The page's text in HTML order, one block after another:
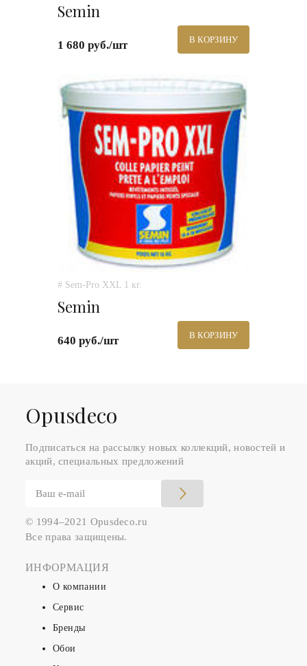
Semin
1 680 руб./шт В КОРЗИНУ
# Sem-Pro XXL 1 кг.
Semin
640 руб./шт В КОРЗИНУ
Оpusdeco
Подписаться на рассылку новых коллекций, новостей и
акций, специальных предложений
© 1994–2021 Opusdeco.ru
Все права защищены.
ИНФОРМАЦИЯ
О компании
Сервис
Бренды
Обои